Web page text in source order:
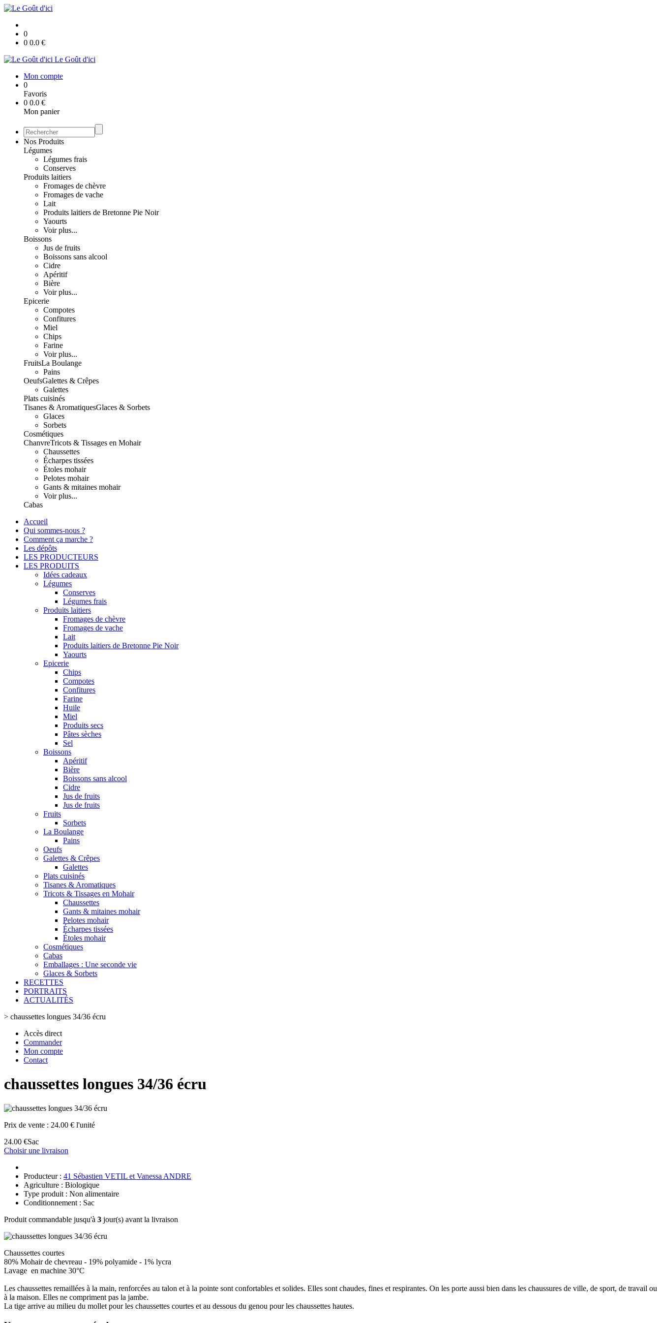
0
0 0.0 €
Le Goût d'ici
Mon compte
0
Favoris
0 0.0 €
Mon panier
Nos Produits
Légumes
Légumes frais
Conserves
Produits laitiers
Fromages de chèvre
Fromages de vache
Lait
Produits laitiers de Bretonne Pie Noir
Yaourts
Voir plus...
Boissons
Jus de fruits
Boissons sans alcool
Cidre
Apéritif
Bière
Voir plus...
Epicerie
Compotes
Confitures
Miel
Chips
Farine
Voir plus...
FruitsLa Boulange
Pains
OeufsGalettes & Crêpes
Galettes
Plats cuisinés
Tisanes & AromatiquesGlaces & Sorbets
Glaces
Sorbets
Cosmétiques
ChanvreTricots & Tissages en Mohair
Chaussettes
Écharpes tissées
Étoles mohair
Pelotes mohair
Gants & mitaines mohair
Voir plus...
Cabas
Accueil
Qui sommes-nous ?
Comment ça marche ?
Les dépôts
LES PRODUCTEURS
LES PRODUITS
Idées cadeaux
Légumes
Conserves
Légumes frais
Produits laitiers
Fromages de chèvre
Fromages de vache
Lait
Produits laitiers de Bretonne Pie Noir
Yaourts
Epicerie
Chips
Compotes
Confitures
Farine
Huile
Miel
Produits secs
Pâtes sèches
Sel
Boissons
Apéritif
Bière
Boissons sans alcool
Cidre
Jus de fruits
Jus de fruits
Fruits
Sorbets
La Boulange
Pains
Oeufs
Galettes & Crêpes
Galettes
Plats cuisinés
Tisanes & Aromatiques
Tricots & Tissages en Mohair
Chaussettes
Gants & mitaines mohair
Pelotes mohair
Écharpes tissées
Étoles mohair
Cosmétiques
Cabas
Emballages : Une seconde vie
Glaces & Sorbets
RECETTES
PORTRAITS
ACTUALITÉS
> chaussettes longues 34/36 écru
Accès direct
Commander
Mon compte
Contact
chaussettes longues 34/36 écru
Prix de vente : 24.00 € l'unité
24.00 €Sac
Choisir une livraison
Producteur : 41 Sébastien VETIL et Vanessa ANDRE
Agriculture : Biologique
Type produit : Non alimentaire
Conditionnement : Sac
Produit commandable jusqu'à 3 jour(s) avant la livraison
Chaussettes courtes
80% Mohair de chevreau - 19% polyamide - 1% lycra
Lavage en machine 30°C
Les chaussettes remaillées à la main, renforcées au talon et à la pointe sont confortables et solides. Elles sont chaudes, fines et respirantes. On les porte aussi bien dans les chaussures de ville, de sport, de travail ou
à la maison. Elles ne compriment pas la jambe.
La tige arrive au milieu du mollet pour les chaussettes courtes et au dessous du genou pour les chaussettes hautes.